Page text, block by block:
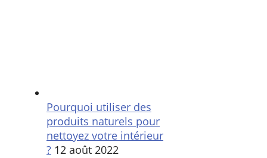
Pourquoi utiliser des
produits naturels pour
nettoyez votre intérieur
? 12 août 2022